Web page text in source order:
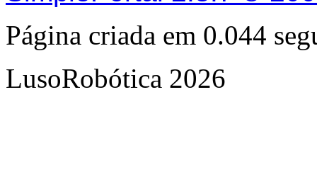
Página criada em 0.044
LusoRobótica 2026